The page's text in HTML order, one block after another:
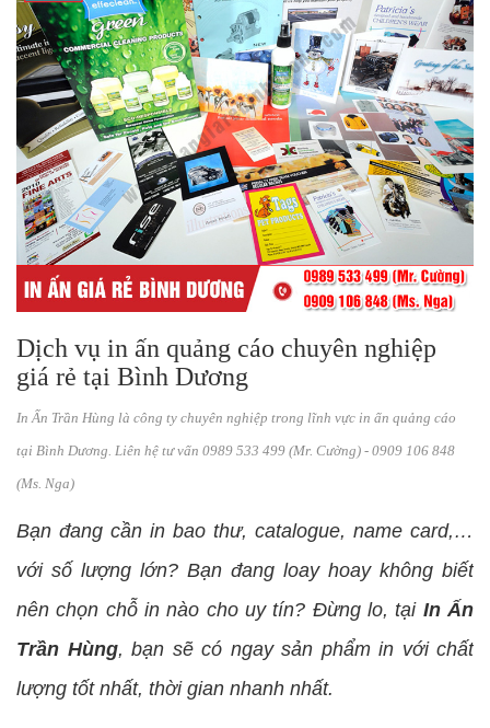
Dịch vụ in ấn quảng cáo chuyên nghiệp
giá rẻ tại Bình Dương
In Ấn Trần Hùng là công ty chuyên nghiệp trong lĩnh vực in ấn quảng cáo
tại Bình Dương. Liên hệ tư vấn 0989 533 499 (Mr. Cường) - 0909 106 848
(Ms. Nga)
Bạn đang cần in bao thư, catalogue, name card,…
với số lượng lớn? Bạn đang loay hoay không biết
nên chọn chỗ in nào cho uy tín? Đừng lo, tại In Ấn
Trần Hùng, bạn sẽ có ngay sản phẩm in với chất
lượng tốt nhất, thời gian nhanh nhất.